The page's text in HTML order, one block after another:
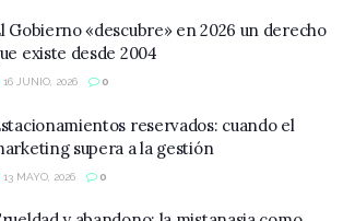
Gobierno «descubre» en 2026 un derecho
existe desde 2004
16 JUNIO, 2026 0
reservados: cuando el
supera a la gestión
13 MAYO, 2026 0